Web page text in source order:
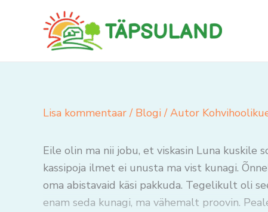
Lisa kommentaar / Blogi/ Autor
Eile olin ma nii jobu, et viskasin Luna kuskile
kassipoja ilmet ei unusta ma vist kunagi.
oma abistavaid käsi pakkuda. Tegelikult oli
enam seda kunagi, ma vähemalt proovin.